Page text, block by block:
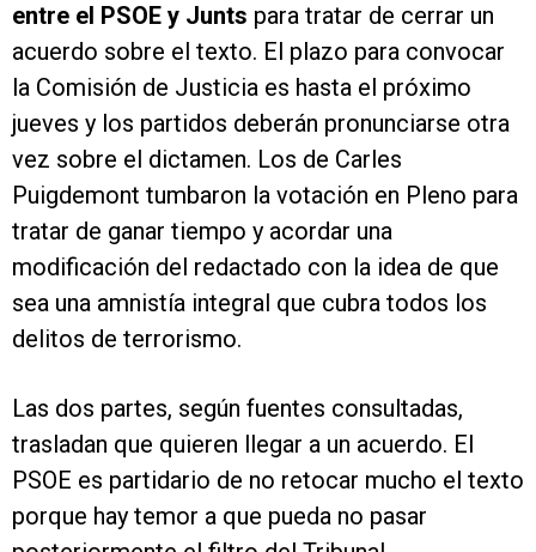
entre el PSOE y Junts para tratar de cerrar un
acuerdo sobre el texto. El plazo para convocar
la Comisión de Justicia es hasta el próximo
jueves y los partidos deberán pronunciarse otra
vez sobre el dictamen. Los de Carles
Puigdemont tumbaron la votación en Pleno para
tratar de ganar tiempo y acordar una
modificación del redactado con la idea de que
sea una amnistía integral que cubra todos los
delitos de terrorismo.
Las dos partes, según fuentes consultadas,
trasladan que quieren llegar a un acuerdo. El
PSOE es partidario de no retocar mucho el texto
porque hay temor a que pueda no pasar